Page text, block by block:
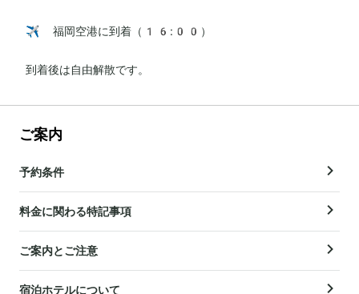
✈️ 福岡空港に到着（16:00）
到着後は自由解散です。
ご案内
予約条件
料金に関わる特記事項
ご案内とご注意
宿泊ホテルについて